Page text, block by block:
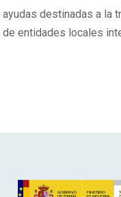
ayudas destinadas a la
de entidades locales